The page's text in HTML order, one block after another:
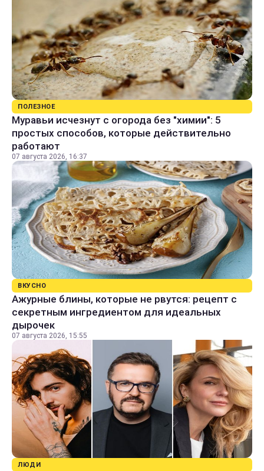
ПОЛЕЗНОЕ
Муравьи исчезнут с огорода без "химии": 5
простых способов, которые действительно
работают
07 августа 2026, 16:37
ВКУСНО
Ажурные блины, которые не рвутся: рецепт с
секретным ингредиентом для идеальных
дырочек
07 августа 2026, 15:55
ЛЮДИ